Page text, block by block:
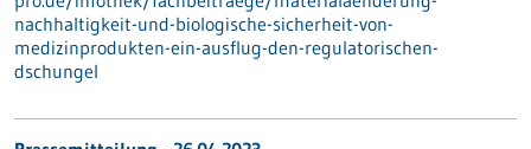
nachhaltigkeit-und-biologische-sicherheit-von-
medizinprodukten-ein-ausflug-den-regulatorischen-
dschungel